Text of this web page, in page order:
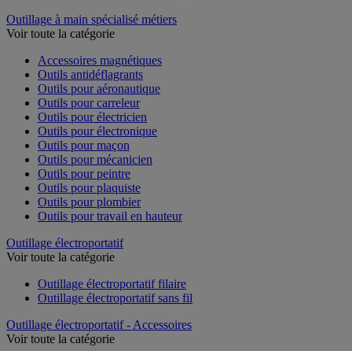
Outillage à main spécialisé métiers
Voir toute la catégorie
Accessoires magnétiques
Outils antidéflagrants
Outils pour aéronautique
Outils pour carreleur
Outils pour électricien
Outils pour électronique
Outils pour maçon
Outils pour mécanicien
Outils pour peintre
Outils pour plaquiste
Outils pour plombier
Outils pour travail en hauteur
Outillage électroportatif
Voir toute la catégorie
Outillage électroportatif filaire
Outillage électroportatif sans fil
Outillage électroportatif - Accessoires
Voir toute la catégorie